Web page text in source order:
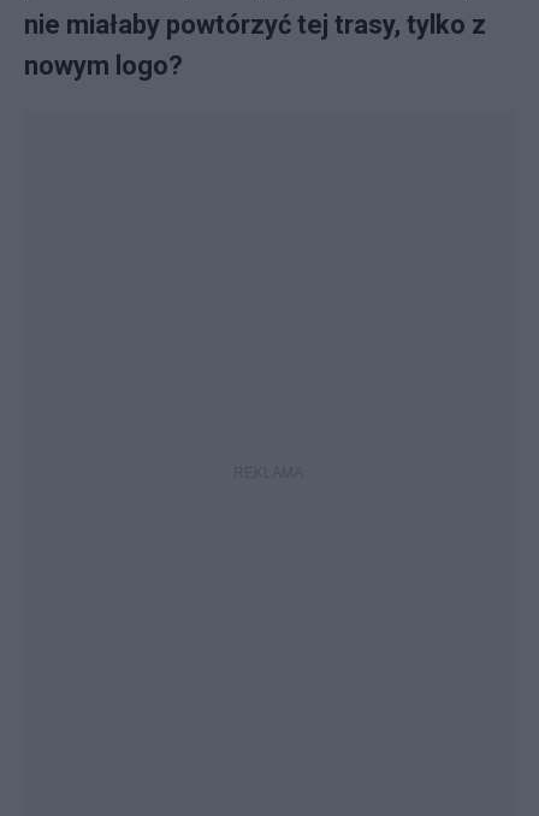
nie miałaby powtórzyć tej trasy, tylko z
nowym logo?